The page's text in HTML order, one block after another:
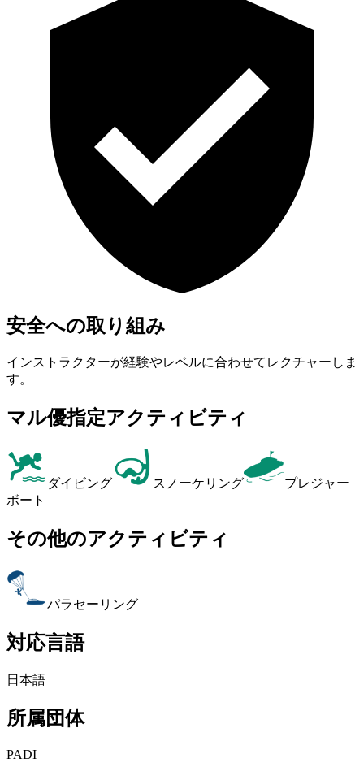
安全への取り組み
インストラクターが経験やレベルに合わせてレクチャーしま
す。
マル優指定アクティビティ
ダイビング スノーケリング
プレジャー
ボート
その他のアクティビティ
パラセーリング
対応言語
日本語
所属団体
PADI